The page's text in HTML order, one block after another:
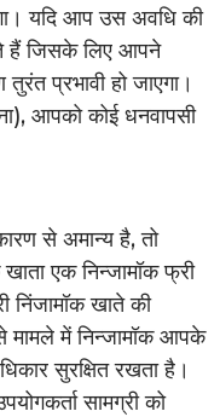
यदि आप उस अवधि की
हैं जिसके लिए आपने
प्रभावी हो जाएगा।
आपको कोई धनवापसी
से अमान्य है, तो
एक निन्जामॉक फ्री
खाते की
मामले में निन्जामॉक आपके
सुरक्षित रखता है।
सामग्री को